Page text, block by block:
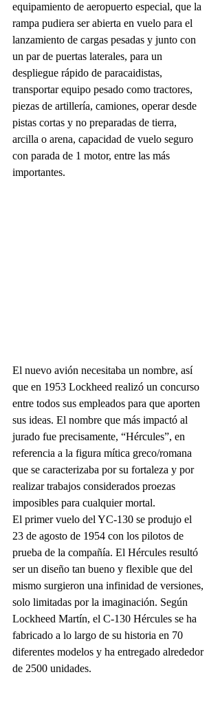
equipamiento de aeropuerto especial, que la
rampa pudiera ser abierta en vuelo para el
lanzamiento de cargas pesadas y junto con
un par de puertas laterales, para un
despliegue rápido de paracaidistas,
transportar equipo pesado como tractores,
piezas de artillería, camiones, operar desde
pistas cortas y no preparadas de tierra,
arcilla o arena, capacidad de vuelo seguro
con parada de 1 motor, entre las más
importantes.
El nuevo avión necesitaba un nombre, así
que en 1953 Lockheed realizó un concurso
entre todos sus empleados para que aporten
sus ideas. El nombre que más impactó al
jurado fue precisamente, “Hércules”, en
referencia a la figura mítica greco/romana
que se caracterizaba por su fortaleza y por
realizar trabajos considerados proezas
imposibles para cualquier mortal.
El primer vuelo del YC-130 se produjo el
23 de agosto de 1954 con los pilotos de
prueba de la compañía. El Hércules resultó
ser un diseño tan bueno y flexible que del
mismo surgieron una infinidad de versiones,
solo limitadas por la imaginación. Según
Lockheed Martín, el C-130 Hércules se ha
fabricado a lo largo de su historia en 70
diferentes modelos y ha entregado alrededor
de 2500 unidades.